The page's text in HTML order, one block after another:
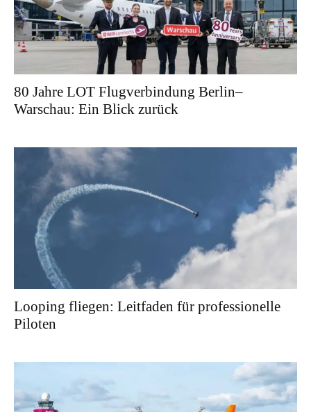
80 Jahre LOT Flugverbindung Berlin–
Warschau: Ein Blick zurück
Looping fliegen: Leitfaden für professionelle
Piloten